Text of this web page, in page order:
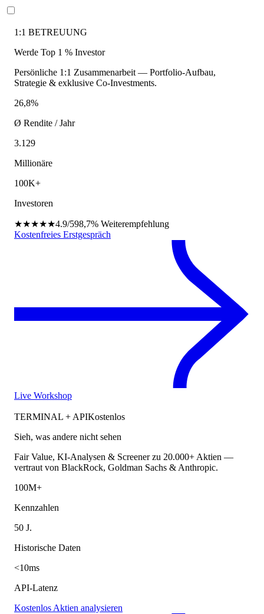
1:1 BETREUUNG
Werde Top 1 % Investor
Persönliche 1:1 Zusammenarbeit — Portfolio-Aufbau,
Strategie & exklusive Co-Investments.
26,8%
Ø Rendite / Jahr
3.129
Millionäre
100K+
Investoren
★★★★★4.9/598,7% Weiterempfehlung
Kostenfreies Erstgespräch
Live Workshop
TERMINAL + APIKostenlos
Sieh, was andere nicht sehen
Fair Value, KI-Analysen & Screener zu 20.000+ Aktien —
vertraut von BlackRock, Goldman Sachs & Anthropic.
100M+
Kennzahlen
50 J.
Historische Daten
<10ms
API-Latenz
Kostenlos Aktien analysieren